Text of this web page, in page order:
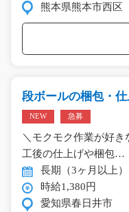
熊本県熊本市西区
段ボールの梱包・
NEW 急募
＼モクモク作業が好
工後の仕上げや梱包…
長期（3ヶ月以上）
時給1,380円
愛知県春日井市